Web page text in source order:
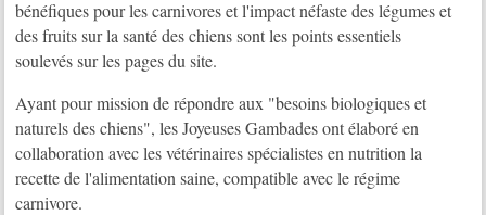
bénéfiques pour les carnivores et l'impact néfaste des légumes et
des fruits sur la santé des chiens sont les points essentiels
soulevés sur les pages du site.
Ayant pour mission de répondre aux "besoins biologiques et
naturels des chiens", les Joyeuses Gambades ont élaboré en
collaboration avec les vétérinaires spécialistes en nutrition la
recette de l'alimentation saine, compatible avec le régime
carnivore.